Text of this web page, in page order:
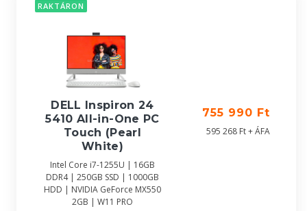
RAKTÁRON
DELL Inspiron 24
5410 All-in-One PC
Touch (Pearl
White)
Intel Core i7-1255U | 16GB
DDR4 | 250GB SSD | 1000GB
HDD | NVIDIA GeForce MX550
2GB | W11 PRO
755 990 Ft
595 268 Ft + ÁFA